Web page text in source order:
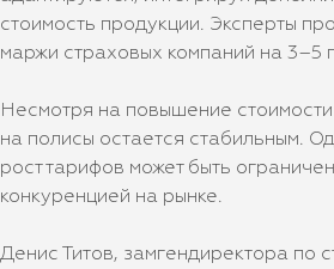
стоимость продукции. Эксперты
маржи страховых компаний на 3–5
Несмотря на повышение
на полисы остается стабильным.
рост тарифов может быть
конкуренцией на рынке.
Денис Титов, замгендиректора по